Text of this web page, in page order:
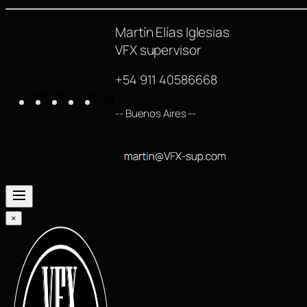
LinkedIn
GitHubhttps://www.imdb.com/name/
Martín Elías Iglesias
VFX supervisor
+54 911 40586668
-- Buenos Aires --
×